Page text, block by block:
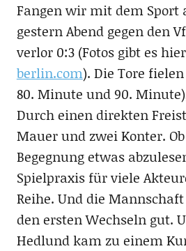
Fangen wir mit dem Sport
gestern Abend gegen den
verlor 0:3 (Fotos gibt es
berlin.com). Die Tore
80. Minute und 90.
Durch einen direkten
Mauer und zwei Konter.
Begegnung etwas
Spielpraxis für viele
Reihe. Und die
den ersten Wechseln gut.
Hedlund kam zu einem